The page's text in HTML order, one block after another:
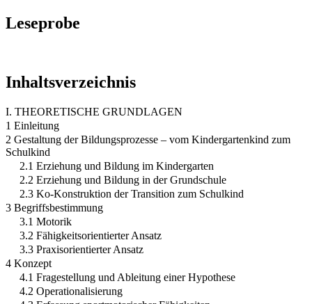
Leseprobe
Inhaltsverzeichnis
I. THEORETISCHE GRUNDLAGEN
1 Einleitung
2 Gestaltung der Bildungsprozesse – vom Kindergartenkind zum
Schulkind
2.1 Erziehung und Bildung im Kindergarten
2.2 Erziehung und Bildung in der Grundschule
2.3 Ko-Konstruktion der Transition zum Schulkind
3 Begriffsbestimmung
3.1 Motorik
3.2 Fähigkeitsorientierter Ansatz
3.3 Praxisorientierter Ansatz
4 Konzept
4.1 Fragestellung und Ableitung einer Hypothese
4.2 Operationalisierung